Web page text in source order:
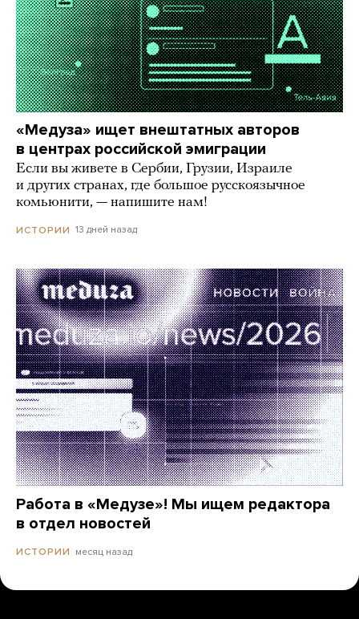
«Медуза» ищет внештатных авторов
в центрах российской эмиграции
Если вы живете в Сербии, Грузии, Израиле
и других странах, где большое русскоязычное
комьюнити, — напишите нам!
ИСТОРИИ 13 дней назад
Работа в «Медузе»! Мы ищем редактора
в отдел новостей
ИСТОРИИ месяц назад